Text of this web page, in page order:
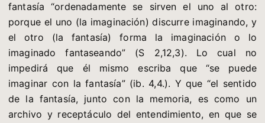
fantasía “ordenadamente se sirven el uno al otro:
porque el uno (la imaginación) discurre imaginando, y
el otro (la fantasía) forma la imaginación o lo
imaginado fantaseando” (S 2,12,3). Lo cual no
impedirá que él mismo escriba que “se puede
imaginar con la fantasía” (ib. 4,4.). Y que “el sentido
de la fantasía, junto con la memoria, es como un
archivo y receptáculo del entendimiento, en que se